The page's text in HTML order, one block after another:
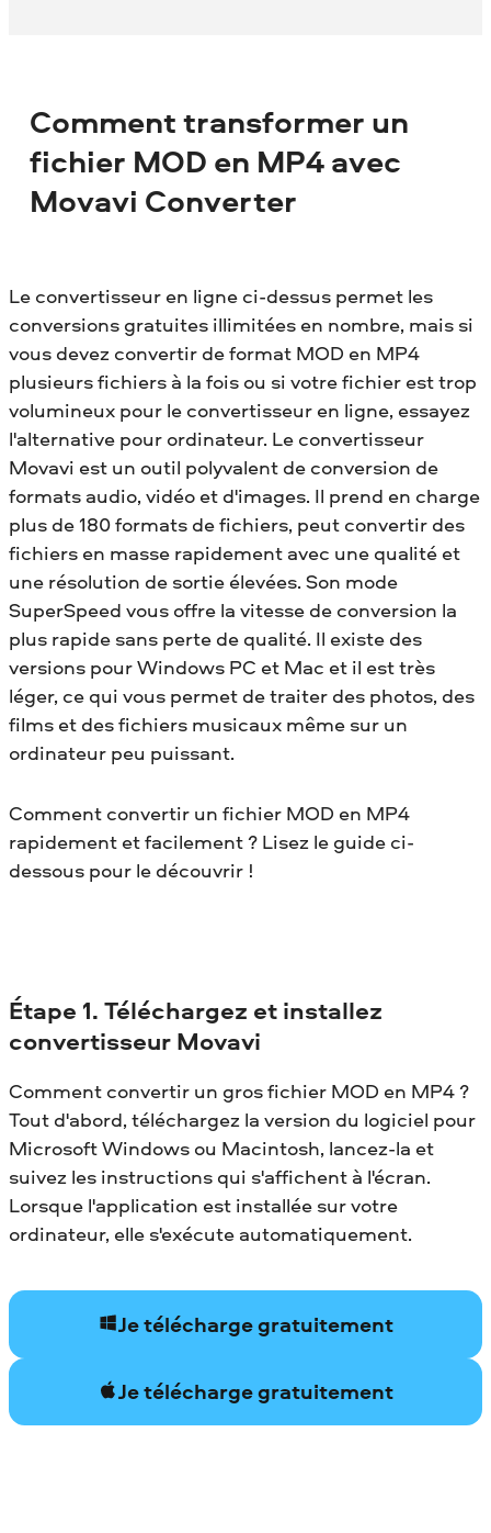
Comment transformer un
fichier MOD en MP4 avec
Movavi Converter
Le convertisseur en ligne ci-dessus permet les
conversions gratuites illimitées en nombre, mais si
vous devez convertir de format MOD en MP4
plusieurs fichiers à la fois ou si votre fichier est trop
volumineux pour le convertisseur en ligne, essayez
l'alternative pour ordinateur. Le convertisseur
Movavi est un outil polyvalent de conversion de
formats audio, vidéo et d'images. Il prend en charge
plus de 180 formats de fichiers, peut convertir des
fichiers en masse rapidement avec une qualité et
une résolution de sortie élevées. Son mode
SuperSpeed vous offre la vitesse de conversion la
plus rapide sans perte de qualité. Il existe des
versions pour Windows PC et Mac et il est très
léger, ce qui vous permet de traiter des photos, des
films et des fichiers musicaux même sur un
ordinateur peu puissant.
Comment convertir un fichier MOD en MP4
rapidement et facilement ? Lisez le guide ci-
dessous pour le découvrir !
Étape 1. Téléchargez et installez
convertisseur Movavi
Comment convertir un gros fichier MOD en MP4 ?
Tout d'abord, téléchargez la version du logiciel pour
Microsoft Windows ou Macintosh, lancez-la et
suivez les instructions qui s'affichent à l'écran.
Lorsque l'application est installée sur votre
ordinateur, elle s'exécute automatiquement.
Je télécharge gratuitement
Je télécharge gratuitement